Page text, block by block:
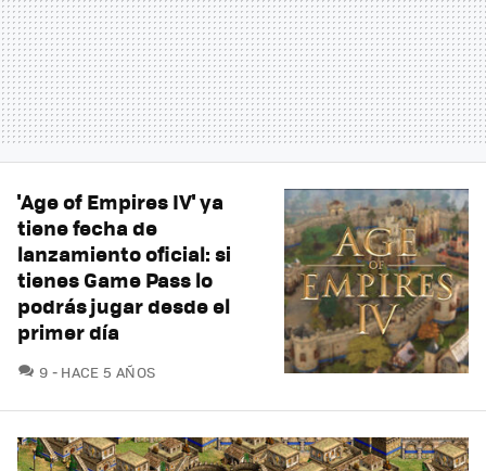
'Age of Empires IV' ya
tiene fecha de
lanzamiento oficial: si
tienes Game Pass lo
podrás jugar desde el
primer día
9 COMENTARIOS
HACE 5 AÑOS